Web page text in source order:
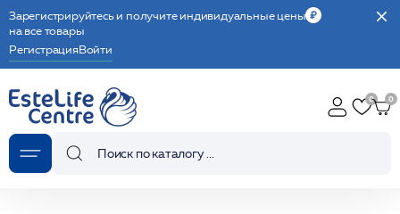
Зарегистрируйтесь и получите индивидуальные цены
на все товары
РегистрацияВойти